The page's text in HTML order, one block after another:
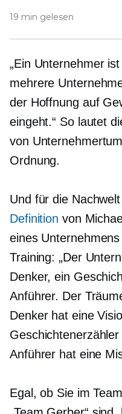
19 min gelesen
„Ein Unternehmer
mehrere
der Hoffnung auf
eingeht.“ So lautet
von
Ordnung.
Und für die
Definition von
eines
Training: „Der
Denker, ein
Anführer. Der
Denker hat eine
Anführer hat eine
Egal, ob Sie im